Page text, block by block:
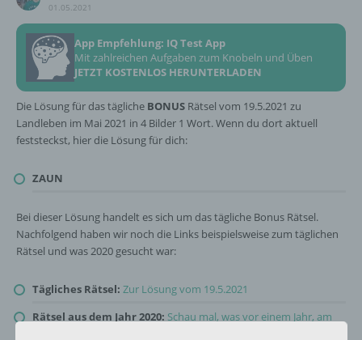
01.05.2021
App Empfehlung: IQ Test App
Mit zahlreichen Aufgaben zum Knobeln und Üben
JETZT KOSTENLOS HERUNTERLADEN
Die Lösung für das tägliche BONUS Rätsel vom 19.5.2021 zu
Landleben im Mai 2021 in 4 Bilder 1 Wort. Wenn du dort aktuell
feststeckst, hier die Lösung für dich:
ZAUN
Bei dieser Lösung handelt es sich um das tägliche Bonus Rätsel.
Nachfolgend haben wir noch die Links beispielsweise zum täglichen
Rätsel und was 2020 gesucht war:
Tägliches Rätsel: Zur Lösung vom 19.5.2021
Rätsel aus dem Jahr 2020: Schau mal, was vor einem Jahr, am